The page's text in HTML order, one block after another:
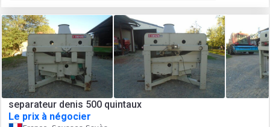
separateur denis 500 quintaux
Le prix à négocier